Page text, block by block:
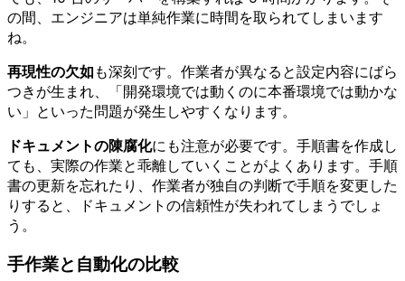
の間、エンジニアは単純作業に時間を取られてしまいます
ね。
再現性の欠如 も深刻です。作業者が異なると設定内容にばら
つきが生まれ、「開発環境では動くのに本番環境では動かな
い」といった問題が発生しやすくなります。
ドキュメントの陳腐化にも注意が必要です。手順書を作成し
ても、実際の作業と乖離していくことがよくあります。手順
書の更新を忘れたり、作業者が独自の判断で手順を変更した
りすると、ドキュメントの信頼性が失われてしまうでしょ
う。
手作業と自動化の比較